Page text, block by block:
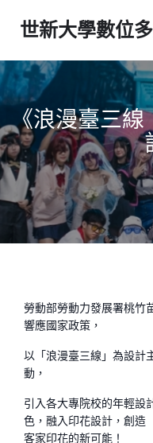
世新大學數位
《浪漫臺三
勞動部勞動力發展署桃竹
響應國家政策，
以「浪漫臺三線」為設計
動，
引入各大專院校的年輕設
色，融入印花設計，創造
客家印花的新可能！